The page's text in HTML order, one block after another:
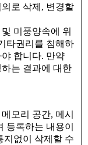
로 삭제, 변경할
미풍양속에 위
타권리를 침해하
합니다. 만약
는 결과에 대한
모리 공간, 메시
등록하는 내용이
지없이 삭제할 수